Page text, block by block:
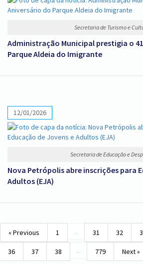
Secretaria de Turismo e
Administração Municipal prestigia o
Parque Aldeia do Imigrante
12/01/2026
Secretaria de Educação e
Nova Petrópolis abre inscrições para
Adultos (EJA)
« Previous 1 ... 31 32
36 37 38 ... 779 Next »